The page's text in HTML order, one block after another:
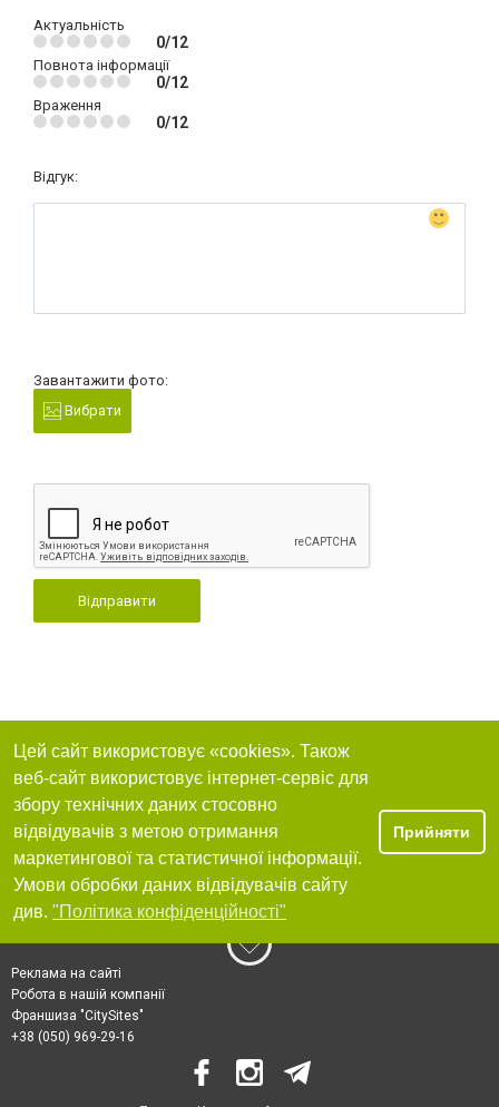
Актуальність
0/12
Повнота інформації
0/12
Враження
0/12
Відгук:
Завантажити фото:
Вибрати
Відправити
Цей сайт використовує «cookies». Також
веб-сайт використовує інтернет-сервіс для
збору технічних даних стосовно
відвідувачів з метою отримання
маркетингової та статистичної інформації.
Умови обробки даних відвідувачів сайту
див. "Політика конфіденційності"
Прийняти
Реклама на сайті
Робота в нашій компанії
Франшиза "CitySites"
+38 (050) 969-29-16